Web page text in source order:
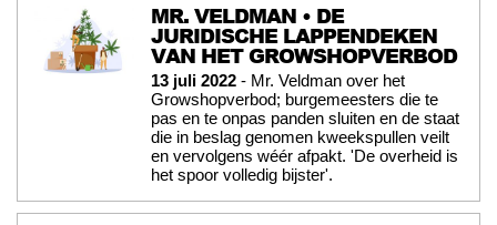
MR. VELDMAN • DE
JURIDISCHE LAPPENDEKEN
VAN HET GROWSHOPVERBOD
13 juli 2022 - Mr. Veldman over het
Growshopverbod; burgemeesters die te
pas en te onpas panden sluiten en de staat
die in beslag genomen kweekspullen veilt
en vervolgens wéér afpakt. 'De overheid is
het spoor volledig bijster'.